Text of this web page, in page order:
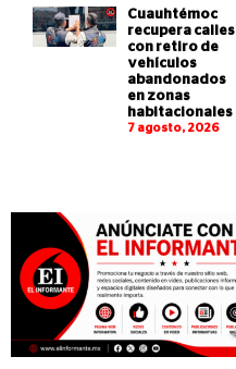
Cuauhtémoc
recupera calles
con retiro de
vehículos
abandonados
en zonas
habitacionales
7 agosto, 2026